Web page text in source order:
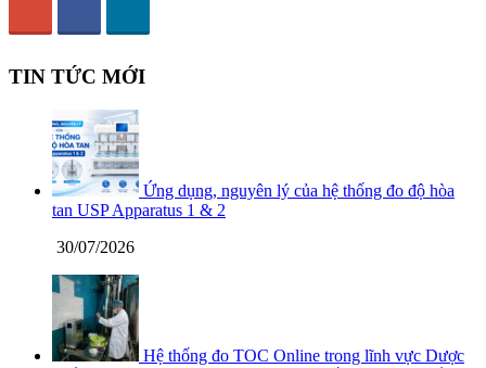
TIN TỨC MỚI
Ứng dụng, nguyên lý của hệ thống đo độ hòa
tan USP Apparatus 1 & 2
30/07/2026
Hệ thống đo TOC Online trong lĩnh vực Dược